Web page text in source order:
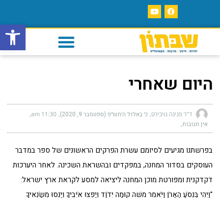
פתח
היום שאחרי
ד"ר פנינה נויבירט כ׳ באלול ה׳תש״פ (ספטמבר 9, 2020) 11:30 am
אין תגובות
בפרשתנו מגיעים לסיומם עשרת הפרקים הראשונים של ספר במדבר
העוסקים בסדור המחנה, במפקדים ובהשראת השכינה. לאחר היערכות
דקדקנית ומפורטת מוכן המחנה ליציאה למסע לקראת ארץ ישראל:
"וַיְהִי בִּנְסֹעַ הָאָרֹן וַיֹּאמֶר משֶׁה קוּמָה יְדֹוָד וְיָפֻצוּ אֹיְבֶיךָ וְיָנֻסוּ מְשַׂנְאֶיךָ